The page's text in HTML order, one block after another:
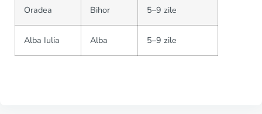
Oradea Bihor 5–9 zile
Alba Iulia Alba 5–9 zile